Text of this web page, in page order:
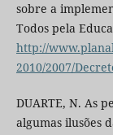
sobre a
Todos pela
http://
2010/2007/
DUARTE, N. As
algumas ilusões